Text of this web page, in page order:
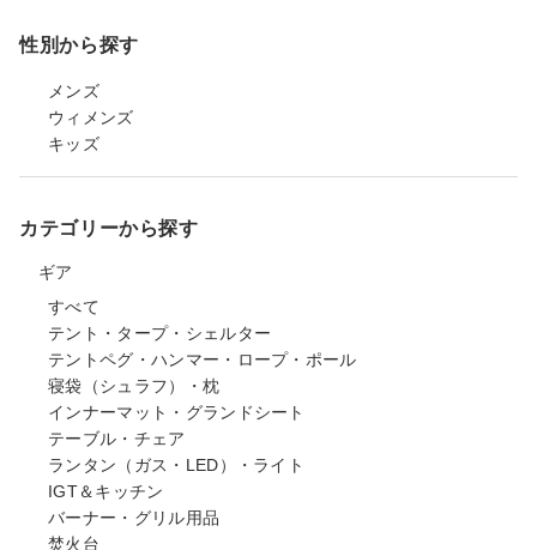
性別から探す
メンズ
ウィメンズ
キッズ
カテゴリーから探す
ギア
すべて
テント・タープ・シェルター
テントペグ・ハンマー・ロープ・ポール
寝袋（シュラフ）・枕
インナーマット・グランドシート
テーブル・チェア
ランタン（ガス・LED）・ライト
IGT＆キッチン
バーナー・グリル用品
焚火台